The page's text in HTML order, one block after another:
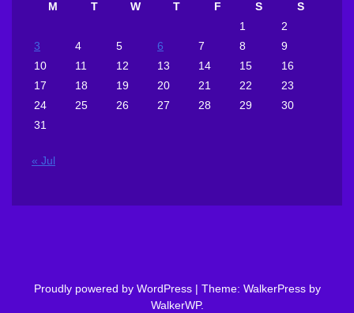
M
T W T F S
S
1
2
3
4 5 6 7 8
9
10
11 12 13 14 15
16
17
18 19 20 21 22
23
24
25 26 27 28 29
30
31
« Jul
Proudly powered by WordPress | Theme: WalkerPress by
WalkerWP.